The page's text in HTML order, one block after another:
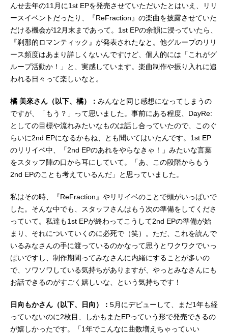
んせ去年の11月に1st EPを発売させていただいたとはいえ、リリ
ースイベントだったり、『ReFraction』の楽曲を披露させていた
だける機会が12月末まであって。1st EPの余韻に浸っていたら、
『刹那的ロマンティック』が発表されたなと。他グループのリリ
ース頻度はあまり詳しくないんですけど、個人的には「これがグ
ループ活動か！」と、実感しています。楽曲制作や振り入れに追
われる日々って楽しいなと。
橘 美來さん（以下、橘）： みんなと同じ感想になってしまうの
ですが、「もう？」って思いました。事前にある程度、DayRe:
としての目標や流れみたいなものは話し合っていたので、このぐ
らいに2nd EPになるかもね、とも聞いてはいたんです。1st EP
のリリイベ中、「2nd EPのあれをやらなきゃ！」みたいな言葉
をスタッフ陣の口から耳にしていて。「あ、この段階からもう
2nd EPのことも考えているんだ」と思っていました。
私はその時、『ReFraction』やリリイベのことで頭がいっぱいで
した。そんな中でも、スタッフさんはもう次の準備をしてくださ
っていて。私達も1st EPが終わってこうして2nd EPの準備が始
まり、それについていくのに必死で（笑）。ただ、これを読んで
いるみなさんの手に渡っているのかなって思うとワクワクでいっ
ぱいですし、制作期間ってみなさんに内緒にすることが多いの
で、ソワソワしている気持ちがありますが、やっとみなさんにも
お話できるのがすごく嬉しいな、という気持ちです！
日向もかさん（以下、日向）： 5月にデビューして、まだ1年も経
っていないのに2枚目、しかもまたEPっていう形で発売できるの
が嬉しかったです。「1年でこんなに曲数増えちゃっていい